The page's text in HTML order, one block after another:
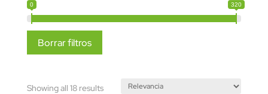
0 320
Borrar filtros
Showing all 18 resultsSorted